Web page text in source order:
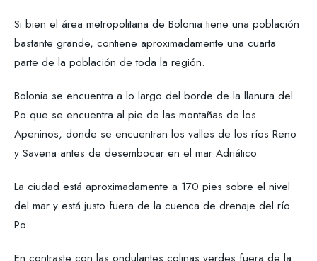
Si bien el área metropolitana de Bolonia tiene una población
bastante grande, contiene aproximadamente una cuarta
parte de la población de toda la región.
Bolonia se encuentra a lo largo del borde de la llanura del
Po que se encuentra al pie de las montañas de los
Apeninos, donde se encuentran los valles de los ríos Reno
y Savena antes de desembocar en el mar Adriático.
La ciudad está aproximadamente a 170 pies sobre el nivel
del mar y está justo fuera de la cuenca de drenaje del río
Po.
En contraste con las ondulantes colinas verdes fuera de la